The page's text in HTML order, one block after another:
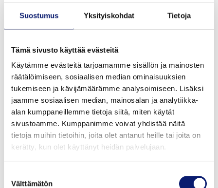
Suostumus Yksityiskohdat Tietoja
Tämä sivusto käyttää evästeitä
Käytämme evästeitä tarjoamamme sisällön ja mainosten
räätälöimiseen, sosiaalisen median ominaisuuksien
tukemiseen ja kävijämäärämme analysoimiseen. Lisäksi
jaamme sosiaalisen median, mainosalan ja analytiikka-
alan kumppaneillemme tietoja siitä, miten käytät
sivustoamme. Kumppanimme voivat yhdistää näitä
tietoja muihin tietoihin, joita olet antanut heille tai joita on
kerätty, kun olet käyttänyt heidän palvelujaan.
valinta
Välttämätön
T8 AWD LONG RANGE HIGH PERFORMANCE
ULTRA SPORT EDITION
58 900 € alk. 655 €/kk